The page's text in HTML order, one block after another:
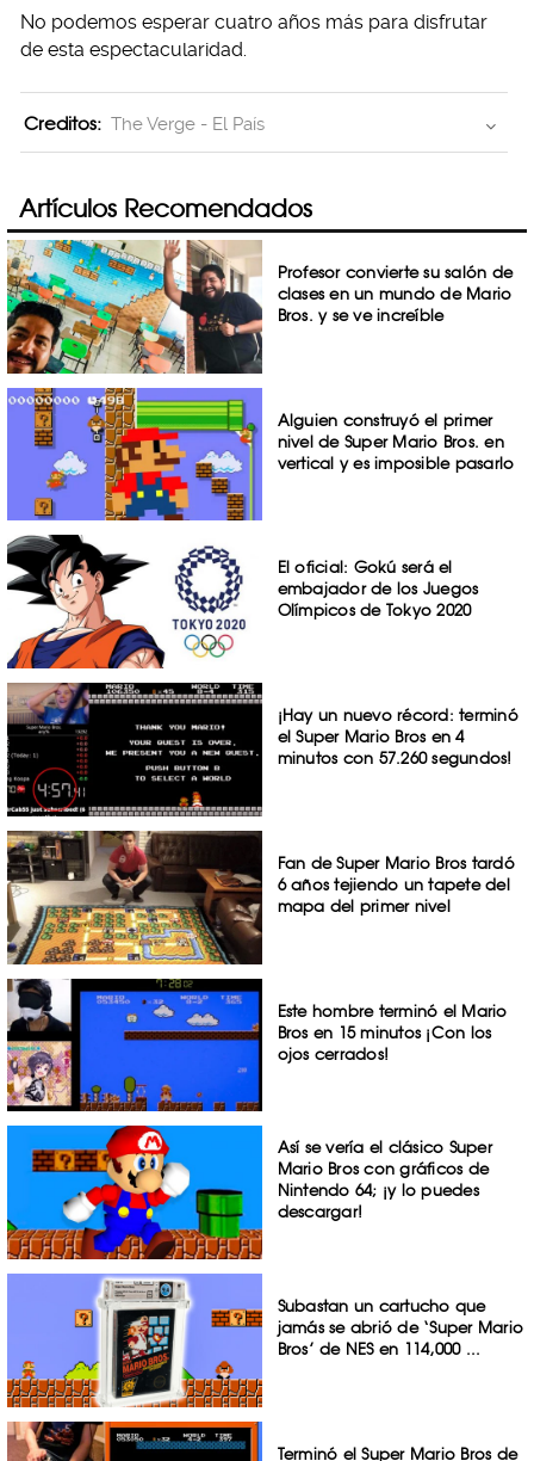
No podemos esperar cuatro años más para disfrutar
de esta espectacularidad.
Creditos: The Verge - El País
Artículos Recomendados
Profesor convierte su salón de
clases en un mundo de Mario
Bros. y se ve increíble
Alguien construyó el primer
nivel de Super Mario Bros. en
vertical y es imposible pasarlo
El oficial: Gokú será el
embajador de los Juegos
Olímpicos de Tokyo 2020
¡Hay un nuevo récord: terminó
el Super Mario Bros en 4
minutos con 57.260 segundos!
Fan de Super Mario Bros tardó
6 años tejiendo un tapete del
mapa del primer nivel
Este hombre terminó el Mario
Bros en 15 minutos ¡Con los
ojos cerrados!
Así se vería el clásico Super
Mario Bros con gráficos de
Nintendo 64; ¡y lo puedes
descargar!
Subastan un cartucho que
jamás se abrió de ‘Super Mario
Bros’ de NES en 114,000 ...
Terminó el Super Mario Bros de